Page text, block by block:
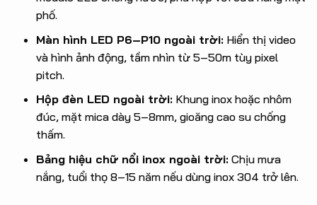
phố.
Màn hình LED P6–P10 ngoài trời:Hiển thị video
và hình ảnh động, tầm nhìn từ 5–50m tùy pixel
pitch.
Hộp đèn LED ngoài trời:Khung inox hoặc nhôm
đúc, mặt mica dày 5–8mm, gioăng cao su chống
thấm.
Bảng hiệu chữ nổi inox ngoài trời:Chịu mưa
nắng, tuổi thọ 8–15 năm nếu dùng inox 304 trở lên.